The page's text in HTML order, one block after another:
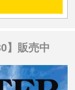
】販売中